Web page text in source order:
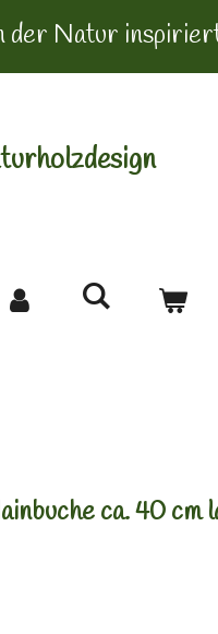
der Natur
ca. 40 cm